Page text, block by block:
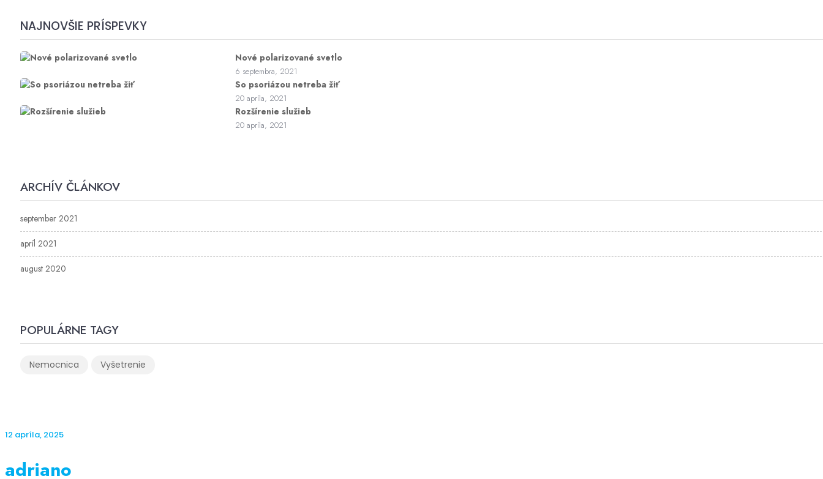
NAJNOVŠIE PRÍSPEVKY
Nové polarizované svetlo
6 septembra, 2021
So psoriázou netreba žiť
20 apríla, 2021
Rozšírenie služieb
20 apríla, 2021
ARCHÍV ČLÁNKOV
september 2021
apríl 2021
august 2020
POPULÁRNE TAGY
Nemocnica Vyšetrenie
12 apríla, 2025
adriano